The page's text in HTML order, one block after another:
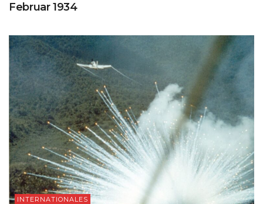
Februar 1934
INTERNATIONALES